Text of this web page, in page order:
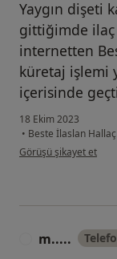
Yaygın dişeti
gittiğimde
internetten
küretaj işlemi
içerisinde geçti
18 Ekim 2023
• Beste İlaslan
kullanıcının görüşüne
Görüşü şikayet et
m.....